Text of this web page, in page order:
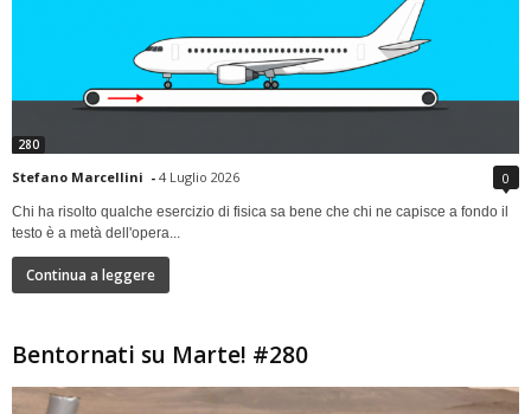
280
Stefano Marcellini - 4 Luglio 2026 0
Chi ha risolto qualche esercizio di fisica sa bene che chi ne capisce a fondo il
testo è a metà dell'opera...
Continua a leggere
Bentornati su Marte! #280